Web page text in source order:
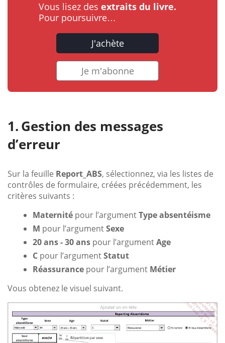
Vous lisez des extraits du livre.
Pour poursuivre…
J'achète
Je m'abonne
Gestion des messages
d’erreur
Sur la feuille Report_ABS, sélectionnez, via les listes de
contrôles de formulaire, créées précédemment, les
critères suivants :
Maternité pour l’argumentType absentéisme
M pour l’argumentSexe
20 ans - 30 ans pour l’argumentAge
C pour l’argumentStatut
Réassurance pour l’argument Métier
Vous obtenez le visuel suivant.